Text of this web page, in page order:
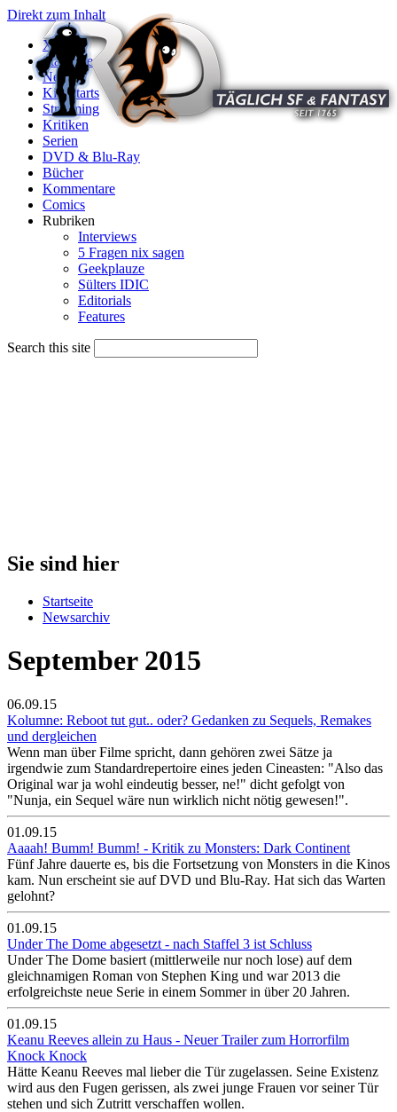
Direkt zum Inhalt
X
Startseite
News
Kinostarts
Streaming
Kritiken
Serien
DVD & Blu-Ray
Bücher
Kommentare
Comics
Rubriken
Interviews
5 Fragen nix sagen
Geekplauze
Sülters IDIC
Editorials
Features
Search this site
Sie sind hier
Startseite
Newsarchiv
September 2015
06.09.15
Kolumne: Reboot tut gut.. oder? Gedanken zu Sequels, Remakes
und dergleichen
Wenn man über Filme spricht, dann gehören zwei Sätze ja
irgendwie zum Standardrepertoire eines jeden Cineasten: "Also das
Original war ja wohl eindeutig besser, ne!" dicht gefolgt von
"Nunja, ein Sequel wäre nun wirklich nicht nötig gewesen!".
01.09.15
Aaaah! Bumm! Bumm! - Kritik zu Monsters: Dark Continent
Fünf Jahre dauerte es, bis die Fortsetzung von Monsters in die Kinos
kam. Nun erscheint sie auf DVD und Blu-Ray. Hat sich das Warten
gelohnt?
01.09.15
Under The Dome abgesetzt - nach Staffel 3 ist Schluss
Under The Dome basiert (mittlerweile nur noch lose) auf dem
gleichnamigen Roman von Stephen King und war 2013 die
erfolgreichste neue Serie in einem Sommer in über 20 Jahren.
01.09.15
Keanu Reeves allein zu Haus - Neuer Trailer zum Horrorfilm
Knock Knock
Hätte Keanu Reeves mal lieber die Tür zugelassen. Seine Existenz
wird aus den Fugen gerissen, als zwei junge Frauen vor seiner Tür
stehen und sich Zutritt verschaffen wollen.